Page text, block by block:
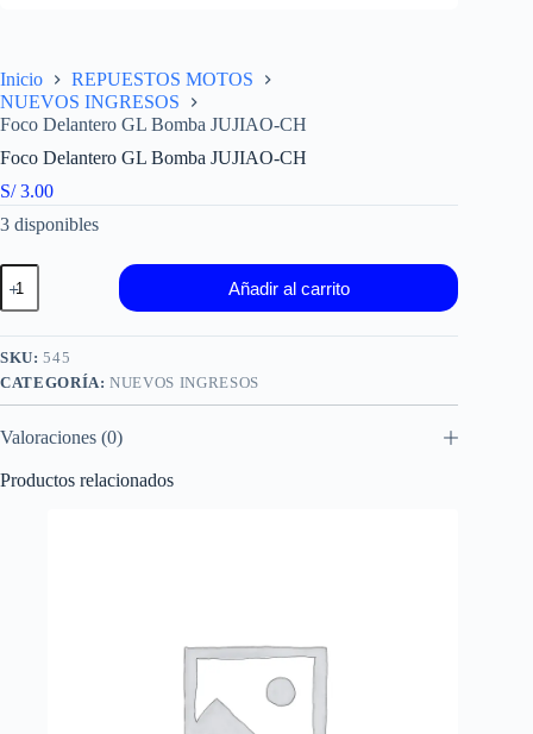
Inicio
REPUESTOS MOTOS
NUEVOS INGRESOS
Foco Delantero GL Bomba JUJIAO-CH
Foco Delantero GL Bomba JUJIAO-CH
S/3.00
3 disponibles
Foco
Delantero
GL
Bomba
JUJIAO-
CH
cantidad
Añadir al carrito
SKU:545
CATEGORÍA:NUEVOS INGRESOS
Valoraciones (0)
Productos relacionados